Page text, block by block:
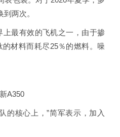
两次。
上最有效的飞机之一，由于掺
的材料而耗尽25％的燃料。噪
A350
的核心上，”简军表示，加入